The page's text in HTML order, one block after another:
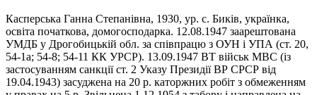
Касперська Ганна Степанівна, 1930, ур. с. Биків, українка,
освіта початкова, домогосподарка. 12.08.1947 заарештована
УМДБ у Дрогобицькій обл. за співпрацю з ОУН і УПА (ст. 20,
54-1а; 54-8; 54-11 КК УРСР). 13.09.1947 ВТ військ МВС (із
застосуванням санкції ст. 2 Указу Президії ВР СРСР від
19.04.1943) засуджена на 20 р. каторжних робіт з обмеженням